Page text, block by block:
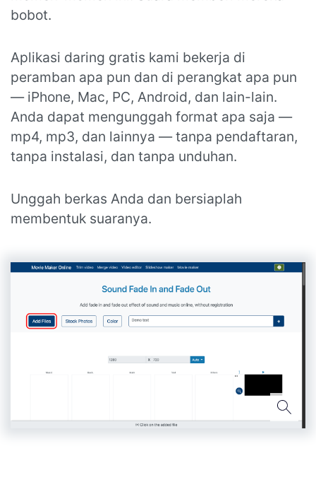
bobot.
Aplikasi daring gratis kami bekerja di
peramban apa pun dan di perangkat apa pun
— iPhone, Mac, PC, Android, dan lain-lain.
Anda dapat mengunggah format apa saja —
mp4, mp3, dan lainnya — tanpa pendaftaran,
tanpa instalasi, dan tanpa unduhan.
Unggah berkas Anda dan bersiaplah
membentuk suaranya.